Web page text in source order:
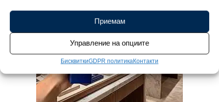
Приемам
Управление на опциите
БисквиткиGDPR политикаКонтакти